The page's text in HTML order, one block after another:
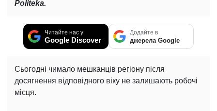
Politeka.
Читайте нас у
Google Discover
Додайте в
джерела Google
Сьогодні чимало мешканців регіону після
досягнення відповідного віку не залишають робочі
місця.